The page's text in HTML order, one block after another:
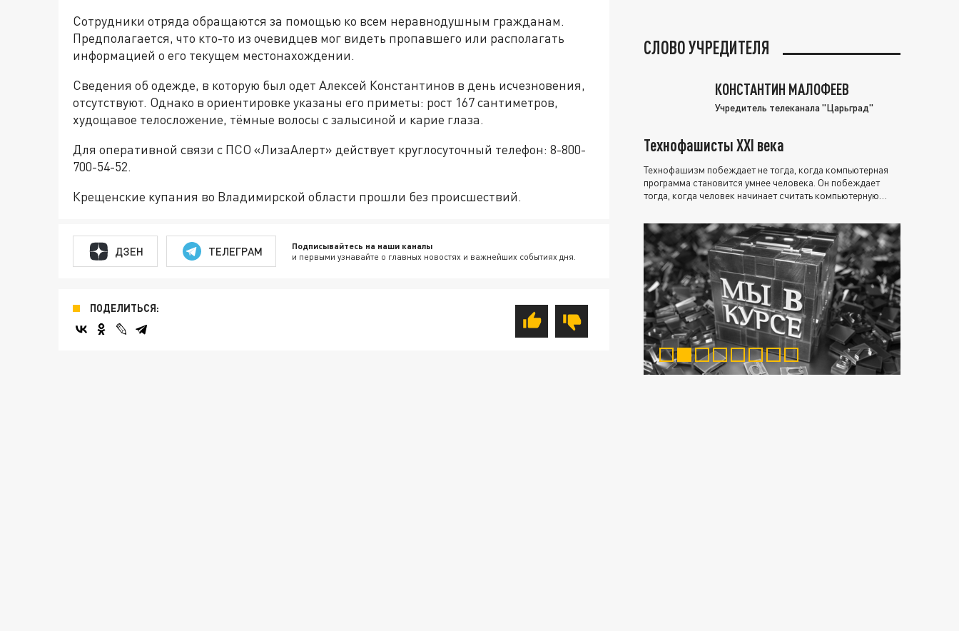
Сотрудники отряда обращаются за помощью ко всем неравнодушным гражданам.
Предполагается, что кто-то из очевидцев мог видеть пропавшего или располагать
информацией о его текущем местонахождении.
Сведения об одежде, в которую был одет Алексей Константинов в день исчезновения,
отсутствуют. Однако в ориентировке указаны его приметы: рост 167 сантиметров,
худощавое телосложение, тёмные волосы с залысиной и карие глаза.
Для оперативной связи с ПСО «ЛизаАлерт» действует круглосуточный телефон: 8-800-
700-54-52.
Крещенские купания во Владимирской области прошли без происшествий.
ДЗЕН ТЕЛЕГРАМ Подписывайтесь на наши каналы
и первыми узнавайте о главных новостях и важнейших событиях дня.
ПОДЕЛИТЬСЯ:
СЛОВО УЧРЕДИТЕЛЯ
КОНСТАНТИН МАЛОФЕЕВ
Учредитель телеканала "Царьград"
Технофашисты XXI века
Технофашизм побеждает не тогда, когда компьютерная
программа становится умнее человека. Он побеждает
тогда, когда человек начинает считать компьютерную